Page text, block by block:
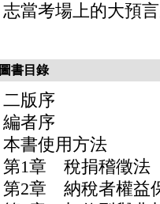
志當考場上的大預
圖書目錄
二版序
編者序
本書使用方法
第1章 稅捐稽徵法
第2章 納稅者權益